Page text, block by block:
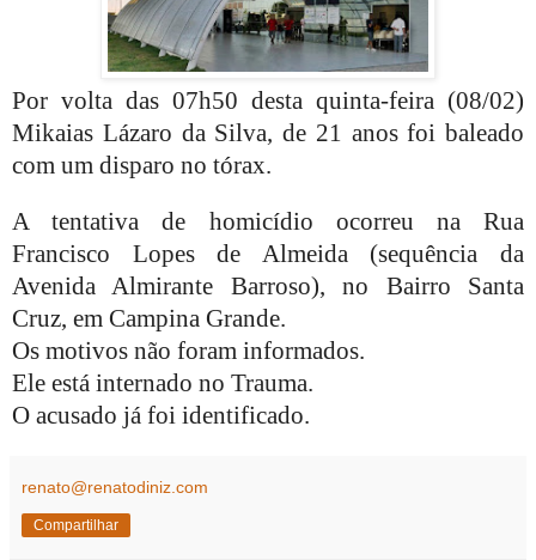
Por volta das 07h50 desta quinta-feira (08/02)
Mikaias Lázaro da Silva, de 21 anos foi baleado
com um disparo no tórax.
A tentativa de homicídio ocorreu na Rua
Francisco Lopes de Almeida (sequência da
Avenida Almirante Barroso), no Bairro Santa
Cruz, em Campina Grande.
Os motivos não foram informados.
Ele está internado no Trauma.
O acusado já foi identificado.
renato@renatodiniz.com
Compartilhar